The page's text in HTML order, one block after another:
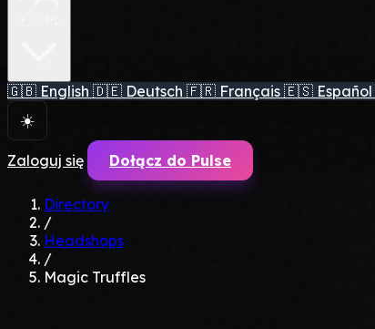
🇬🇧 English 🇩🇪 Deutsch 🇫🇷 Français 🇪🇸 Español
☀️
Zaloguj się Dołącz do Pulse
Directory
/
Headshops
/
Magic Truffles